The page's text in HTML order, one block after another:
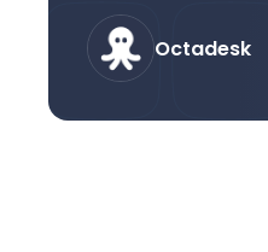
Octadesk